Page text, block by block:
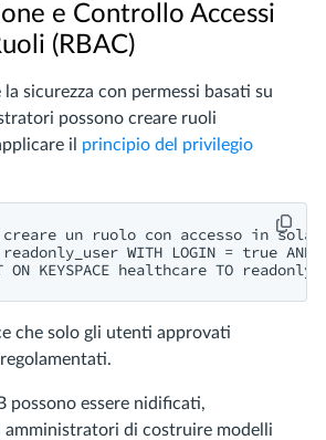
e Controllo Accessi
(RBAC)
sicurezza con permessi basati su
possono creare ruoli
il principio del privilegio
creare un ruolo con accesso in
readonly_user WITH LOGIN = true AND
che solo gli utenti approvati
possono essere nidificati,
amministratori di costruire modelli